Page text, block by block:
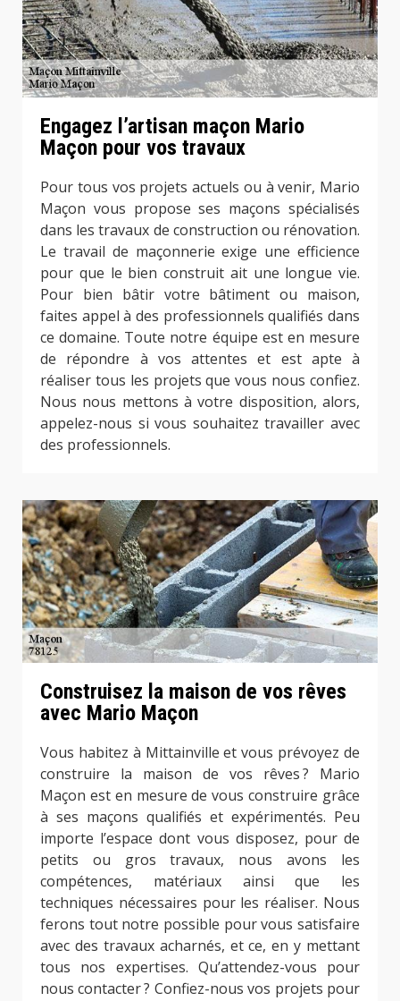
Engagez l’artisan maçon Mario
Maçon pour vos travaux
Pour tous vos projets actuels ou à venir, Mario
Maçon vous propose ses maçons spécialisés
dans les travaux de construction ou rénovation.
Le travail de maçonnerie exige une efficience
pour que le bien construit ait une longue vie.
Pour bien bâtir votre bâtiment ou maison,
faites appel à des professionnels qualifiés dans
ce domaine. Toute notre équipe est en mesure
de répondre à vos attentes et est apte à
réaliser tous les projets que vous nous confiez.
Nous nous mettons à votre disposition, alors,
appelez-nous si vous souhaitez travailler avec
des professionnels.
Construisez la maison de vos rêves
avec Mario Maçon
Vous habitez à Mittainville et vous prévoyez de
construire la maison de vos rêves ? Mario
Maçon est en mesure de vous construire grâce
à ses maçons qualifiés et expérimentés. Peu
importe l’espace dont vous disposez, pour de
petits ou gros travaux, nous avons les
compétences, matériaux ainsi que les
techniques nécessaires pour les réaliser. Nous
ferons tout notre possible pour vous satisfaire
avec des travaux acharnés, et ce, en y mettant
tous nos expertises. Qu’attendez-vous pour
nous contacter ? Confiez-nous vos projets pour